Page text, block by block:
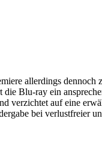
allerdings dennoch
Blu-ray ein
verzichtet auf eine
bei verlustfreier